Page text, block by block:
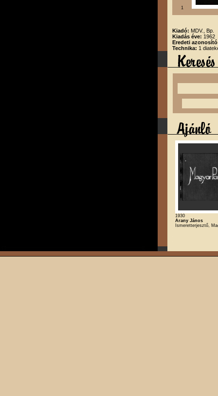
1
Kiadó: MDV., Bp.
Kiadás éve: 1962
Eredeti
Technika: 1
1930
Arany János
Ismeretterjesztő,